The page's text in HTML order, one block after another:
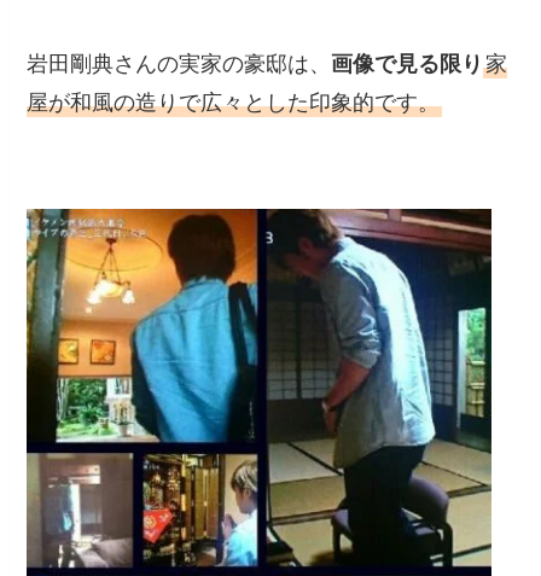
岩田剛典さんの実家の豪邸は、 画像で見る限り家
屋が和風の造りで広々とした印象的です。